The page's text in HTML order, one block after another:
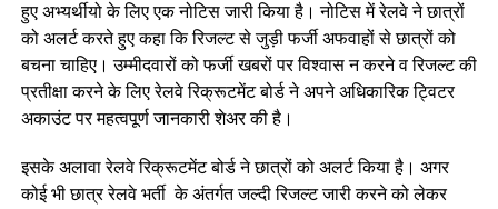
हुए अभ्यर्थीयो के लिए एक नोटिस जारी किया है। नोटिस में रेलवे ने छात्रों
को अलर्ट करते हुए कहा कि रिजल्ट से जुड़ी फर्जी अफवाहों से छात्रों को
बचना चाहिए। उम्मीदवारों को फर्जी खबरों पर विश्वास न करने व रिजल्ट की
प्रतीक्षा करने के लिए रेलवे रिक्रूटमेंट बोर्ड ने अपने अधिकारिक ट्विटर
अकाउंट पर महत्वपूर्ण जानकारी शेअर की है।
इसके अलावा रेलवे रिक्रूटमेंट बोर्ड ने छात्रों को अलर्ट किया है। अगर
कोई भी छात्र रेलवे भर्ती के अंतर्गत जल्दी रिजल्ट जारी करने को लेकर